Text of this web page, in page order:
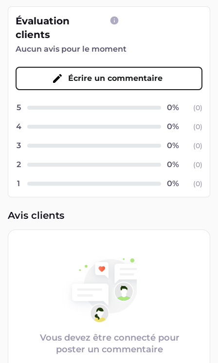
Évaluation
clients
Aucun avis pour le moment
Écrire un commentaire
5 (0)
4 (0)
3 (0)
2 (0)
1 (0)
Avis clients
Vous devez être connecté pour
poster un commentaire